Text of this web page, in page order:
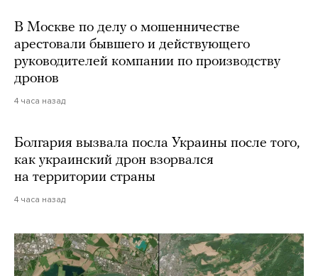
В Москве по делу о мошенничестве
арестовали бывшего и действующего
руководителей компании по производству
дронов
4 часа назад
Болгария вызвала посла Украины после того,
как украинский дрон взорвался
на территории страны
4 часа назад